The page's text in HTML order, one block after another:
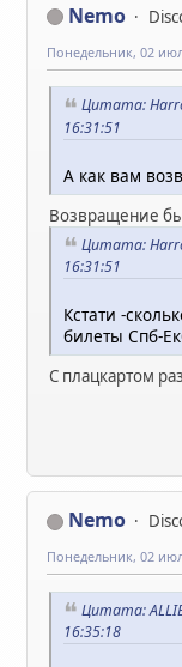
Nemo
Понедельник, 02
Цитата:
16:31:51
А как вам
Возвращение
Цитата:
16:31:51
Кстати -
билеты Спб-
С плацкартом
Nemo
Понедельник, 02
Цитата:
16:35:18